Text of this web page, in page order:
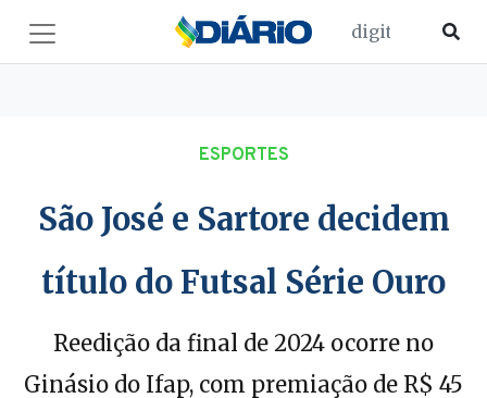
ESPORTES
São José e Sartore decidem
título do Futsal Série Ouro
Reedição da final de 2024 ocorre no
Ginásio do Ifap, com premiação de R$ 45